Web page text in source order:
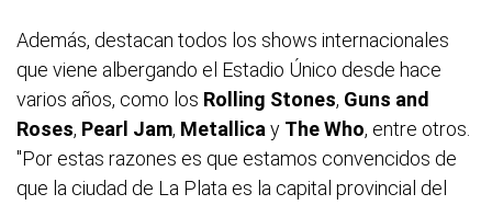
Además, destacan todos los shows internacionales
que viene albergando el Estadio Único desde hace
varios años, como los Rolling Stones, Guns and
Roses, Pearl Jam, Metallicay The Who, entre otros.
"Por estas razones es que estamos convencidos de
que la ciudad de La Plata es la capital provincial del